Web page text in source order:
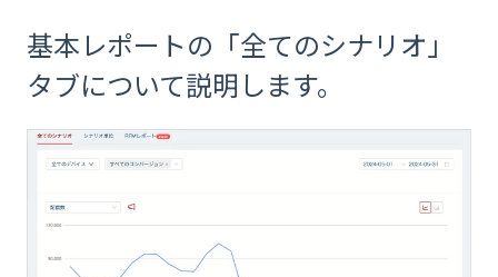
基本レポートの「全てのシナリオ」
タブについて説明します。